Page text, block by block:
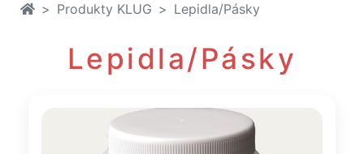
Produkty KLUG Lepidla/Pásky
Lepidla/Pásky